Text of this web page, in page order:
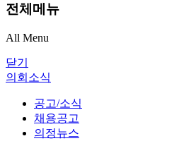
전체메뉴
All Menu
닫기
의회소식
공고/소식
채용공고
의정뉴스